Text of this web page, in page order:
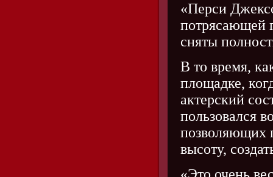
«Перси
потрясающей
сняты
В то время,
площадке,
актерский
пользовался
позволяющих
высоту,